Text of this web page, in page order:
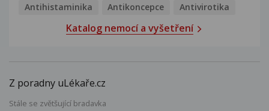
Antihistaminika
Antikoncepce Antivirotika
Katalog nemocí a vyšetření
Z poradny uLékaře.cz
Stále se zvětšující bradavka